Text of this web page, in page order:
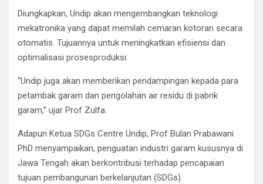
Diungkapkan, Undip akan mengembangkan teknologi
mekatronika yang dapat memilah cemaran kotoran secara
otomatis. Tujuannya untuk meningkatkan efisiensi dan
optimalisasi prosesproduksi.
“Undip juga akan memberikan pendampingan kepada para
petambak garam dan pengolahan air residu di pabrik
garam,” ujar Prof Zulfa.
Adapun Ketua SDGs Centre Undip, Prof Bulan Prabawani
PhD menyampaikan, penguatan industri garam kususnya di
Jawa Tengah akan berkontribusi terhadap pencapaian
tujuan pembangunan berkelanjutan (SDGs).